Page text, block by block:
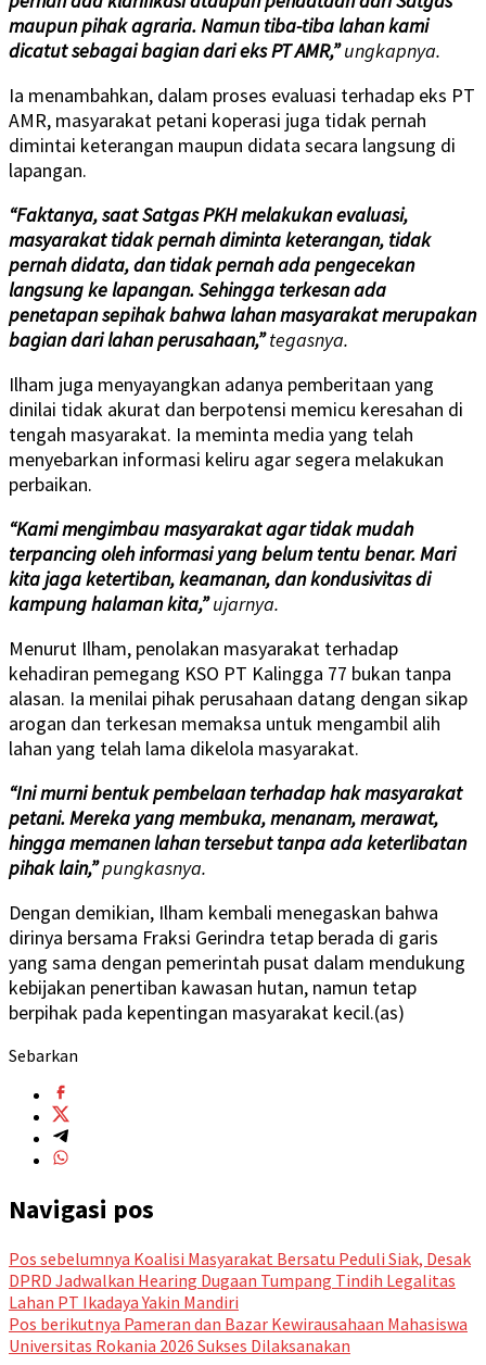
maupun pihak agraria. Namun tiba-tiba lahan kami
dicatut sebagai bagian dari eks PT AMR,” ungkapnya.
Ia menambahkan, dalam proses evaluasi terhadap eks PT
AMR, masyarakat petani koperasi juga tidak pernah
dimintai keterangan maupun didata secara langsung di
lapangan.
“Faktanya, saat Satgas PKH melakukan evaluasi,
masyarakat tidak pernah diminta keterangan, tidak
pernah didata, dan tidak pernah ada pengecekan
langsung ke lapangan. Sehingga terkesan ada
penetapan sepihak bahwa lahan masyarakat merupakan
bagian dari lahan perusahaan,” tegasnya.
Ilham juga menyayangkan adanya pemberitaan yang
dinilai tidak akurat dan berpotensi memicu keresahan di
tengah masyarakat. Ia meminta media yang telah
menyebarkan informasi keliru agar segera melakukan
perbaikan.
“Kami mengimbau masyarakat agar tidak mudah
terpancing oleh informasi yang belum tentu benar. Mari
kita jaga ketertiban, keamanan, dan kondusivitas di
kampung halaman kita,” ujarnya.
Menurut Ilham, penolakan masyarakat terhadap
kehadiran pemegang KSO PT Kalingga 77 bukan tanpa
alasan. Ia menilai pihak perusahaan datang dengan sikap
arogan dan terkesan memaksa untuk mengambil alih
lahan yang telah lama dikelola masyarakat.
“Ini murni bentuk pembelaan terhadap hak masyarakat
petani. Mereka yang membuka, menanam, merawat,
hingga memanen lahan tersebut tanpa ada keterlibatan
pihak lain,”pungkasnya.
Dengan demikian, Ilham kembali menegaskan bahwa
dirinya bersama Fraksi Gerindra tetap berada di garis
yang sama dengan pemerintah pusat dalam mendukung
kebijakan penertiban kawasan hutan, namun tetap
berpihak pada kepentingan masyarakat kecil.(as)
Sebarkan
Navigasi pos
Pos sebelumnya Koalisi Masyarakat Bersatu Peduli Siak, Desak
DPRD Jadwalkan Hearing Dugaan Tumpang Tindih Legalitas
Lahan PT Ikadaya Yakin Mandiri
Pos berikutnya Pameran dan Bazar Kewirausahaan Mahasiswa
Universitas Rokania 2026 Sukses Dilaksanakan